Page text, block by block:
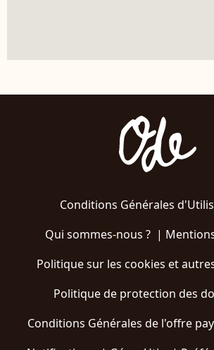
Conditions Générales
Qui sommes-nous ?|
Politique sur les cookies et
Politique de protection des
Conditions Générales de l'offre